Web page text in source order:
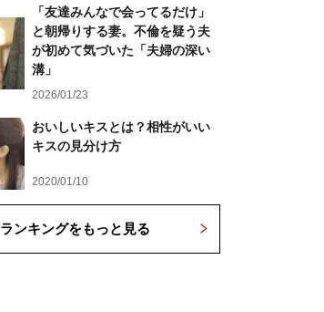
「友達みんなで会ってるだけ」
と朝帰りする妻。不倫を疑う夫
が初めて気づいた「夫婦の深い
溝」
2026/01/23
おいしいキスとは？相性がいい
キスの見分け方
2020/01/10
ランキングをもっと見る